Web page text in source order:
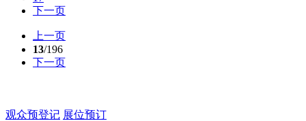
下一页
上一页
13/196
下一页
观众预登记 展位预订